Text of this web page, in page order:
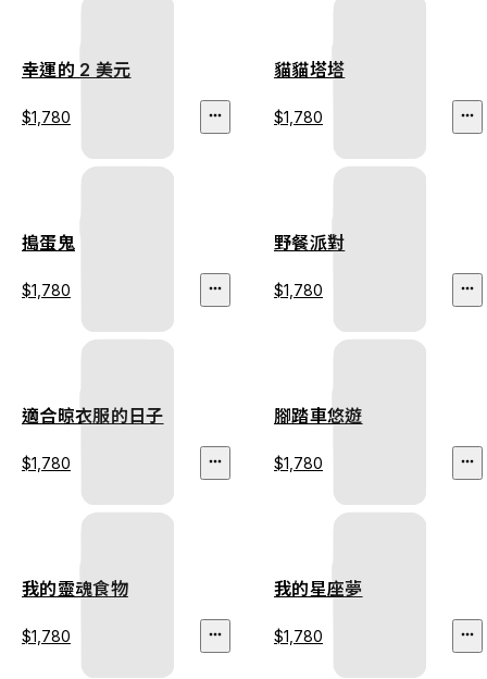
幸運的 2 美元
$1,780
貓貓塔塔
$1,780
搗蛋鬼
$1,780
野餐派對
$1,780
適合晾衣服的日子
$1,780
腳踏車悠遊
$1,780
我的靈魂食物
$1,780
我的星座夢
$1,780